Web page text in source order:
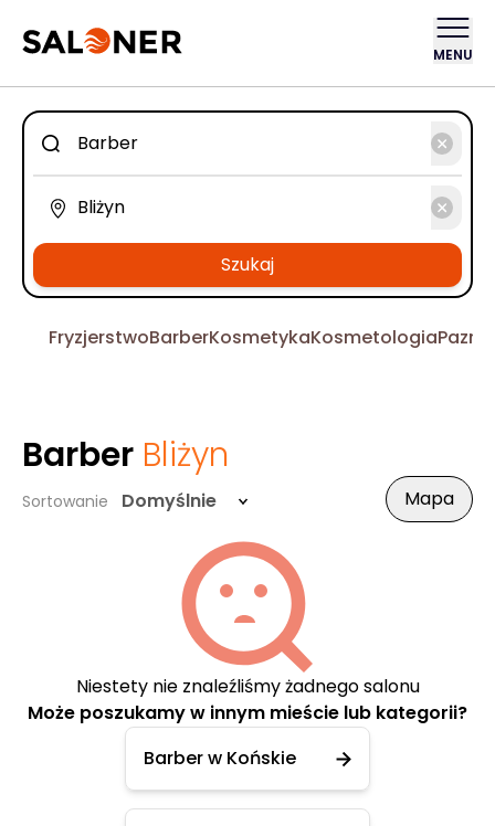
MENU
Szukaj
FryzjerstwoBarberKosmetykaKosmetologia
Barber Bliżyn
Sortowanie Domyślnie Mapa
Niestety nie znaleźliśmy żadnego salonu
Może poszukamy w innym mieście lub kategorii?
Barber w Końskie